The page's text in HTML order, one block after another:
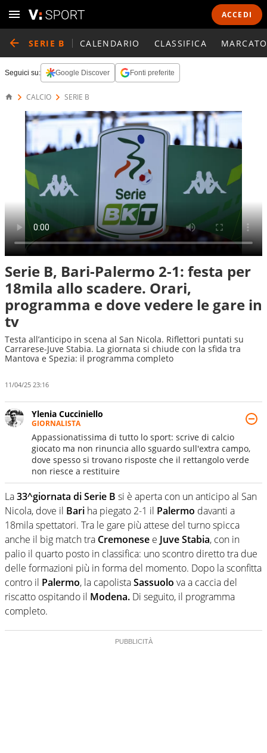
ACCEDI
SERIE B CALENDARIO CLASSIFICA
Seguici su: Google Discover Fonti preferite
CALCIO SERIE B
Serie B, Bari-Palermo 2-1: festa per
18mila allo scadere. Orari,
programma e dove vedere le gare in
tv
Testa all’anticipo in scena al San Nicola. Riflettori puntati su
Carrarese-Juve Stabia. La giornata si chiude con la sfida tra
Mantova e Spezia: il programma completo
11/04/25 23:16
Ylenia Cucciniello
GIORNALISTA
Appassionatissima di tutto lo sport: scrive di calcio
giocato ma non rinuncia allo sguardo sull'extra campo,
dove spesso si trovano risposte che il rettangolo verde
non riesce a restituire
La33^giornata di Serie B si è aperta con un anticipo al San
Nicola, dove il Bari ha piegato 2-1 il Palermo davanti a
18mila spettatori. Tra le gare più attese del turno spicca
anche il big match tra Cremonese e JuveStabia, con in
palio il quarto posto in classifica: uno scontro diretto tra due
delle formazioni più in forma del momento. Dopo la sconfitta
contro il Palermo, la capolistaSassuolo va a caccia del
riscatto ospitando il Modena. Di seguito, il programma
completo.